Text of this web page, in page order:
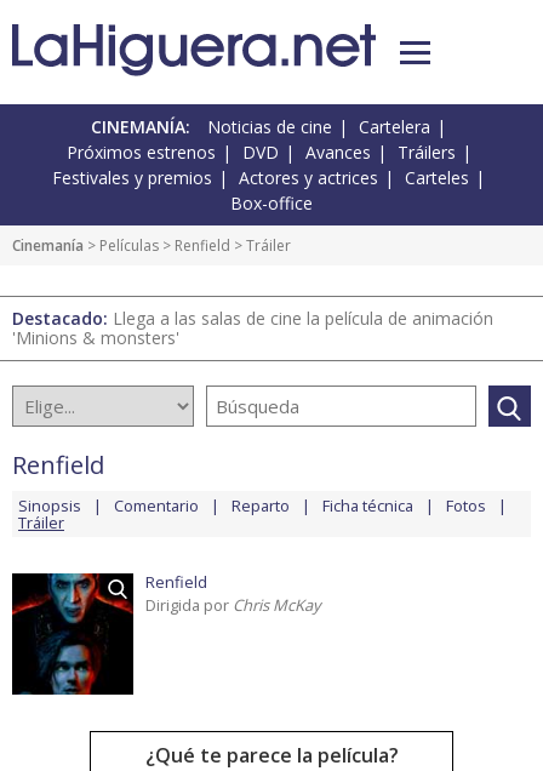
CINEMANÍA: Noticias de cine
Cartelera
Próximos estrenos
DVD Avances
Tráilers
Festivales y premios
Actores y actrices
Carteles
Box-office
Cinemanía > Películas > Renfield > Tráiler
Destacado: Llega a las salas de cine la película de animación
'Minions & monsters'
Renfield
Sinopsis Comentario Reparto Ficha técnica Fotos
Tráiler
Renfield
Dirigida por Chris McKay
¿Qué te parece la película?